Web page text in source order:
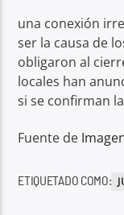
una conexión
ser la causa de
obligaron al
locales han
si se confirman
Fuente de
ETIQUETADO COMO: